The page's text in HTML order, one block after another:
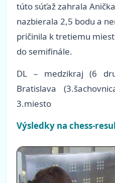
túto súťaž zahrala
nazbierala 2,5 bodu a
pričinila k tretiemu
do semifinále.
DL – medzikraj (6
Bratislava
3.miesto
Výsledky na chess-